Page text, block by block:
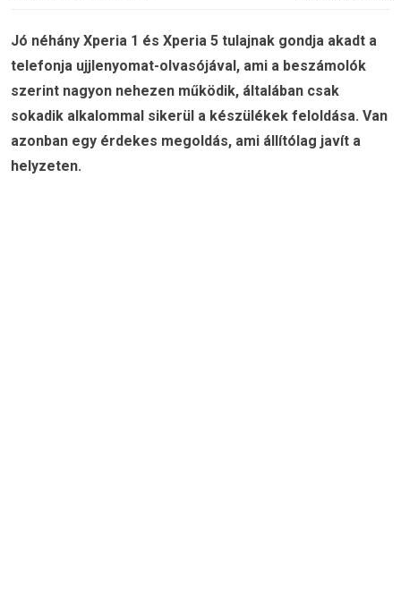
Jó néhány Xperia 1 és Xperia 5 tulajnak gondja akadt a
telefonja ujjlenyomat-olvasójával, ami a beszámolók
szerint nagyon nehezen működik, általában csak
sokadik alkalommal sikerül a készülékek feloldása. Van
azonban egy érdekes megoldás, ami állítólag javít a
helyzeten.